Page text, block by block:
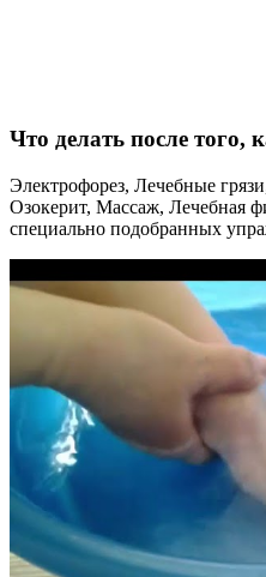
Что делать после того,
Электрофорез, Лечебные
Озокерит, Массаж, Лечебная
специально подобранных